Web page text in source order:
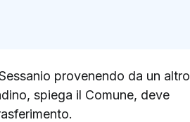
provenendo da un altro
spiega il Comune, deve